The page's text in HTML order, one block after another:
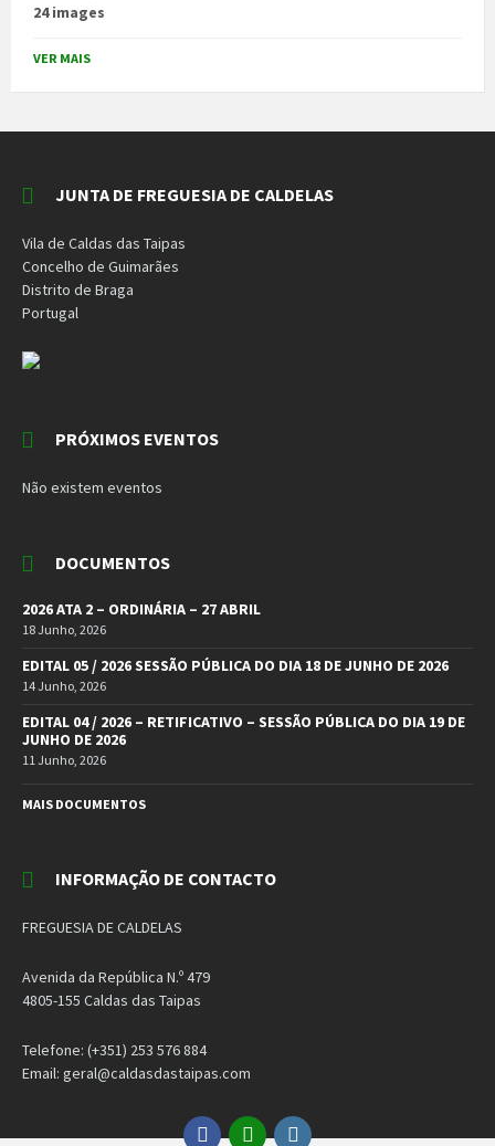
24 images
VER MAIS
JUNTA DE FREGUESIA DE CALDELAS
Vila de Caldas das Taipas
Concelho de Guimarães
Distrito de Braga
Portugal
PRÓXIMOS EVENTOS
Não existem eventos
DOCUMENTOS
2026 ATA 2 – ORDINÁRIA – 27 ABRIL
18 Junho, 2026
EDITAL 05 / 2026 SESSÃO PÚBLICA DO DIA 18 DE JUNHO DE 2026
14 Junho, 2026
EDITAL 04 / 2026 – RETIFICATIVO – SESSÃO PÚBLICA DO DIA 19 DE
JUNHO DE 2026
11 Junho, 2026
MAIS DOCUMENTOS
INFORMAÇÃO DE CONTACTO
FREGUESIA DE CALDELAS
Avenida da República N.º 479
4805-155 Caldas das Taipas
Telefone: (+351) 253 576 884
Email: geral@caldasdastaipas.com
Facebook
EmailInstagram